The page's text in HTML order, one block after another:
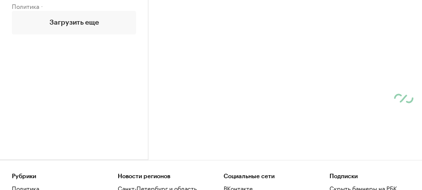
Политика
Загрузить еще
Рубрики
Политика
Новости регионов
Санкт-Петербург и область
Социальные сети
ВКонтакте
Подписки
Скрыть баннеры на РБК